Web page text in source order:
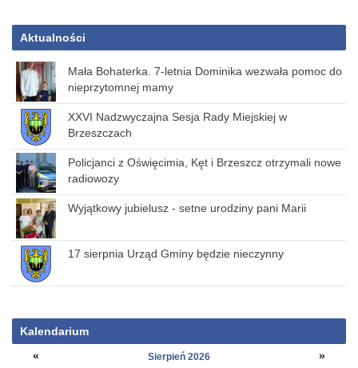
Aktualności
Mała Bohaterka. 7-letnia Dominika wezwała pomoc do
nieprzytomnej mamy
XXVI Nadzwyczajna Sesja Rady Miejskiej w
Brzeszczach
Policjanci z Oświęcimia, Kęt i Brzeszcz otrzymali nowe
radiowozy
Wyjątkowy jubielusz - setne urodziny pani Marii
17 sierpnia Urząd Gminy będzie nieczynny
Kalendarium
«
Sierpień 2026
»